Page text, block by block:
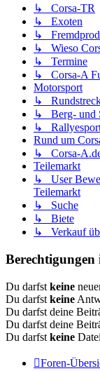
↳ Corsa-TR
↳ Exoten
↳
↳ Wieso
↳ Termine
↳ Corsa-A
Motorsport
↳
↳ Berg- und
↳
Rund um
↳ Corsa-
Teilemarkt
↳ User
Teilemarkt
↳ Suche
↳ Biete
↳ Verkauf
Berechtigungen
Du darfst keine
Du darfst keine
Du darfst deine
Du darfst deine
Du darfst keine
Foren-